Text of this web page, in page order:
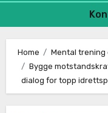
content
Home
Mental
Bygge
dialog for topp